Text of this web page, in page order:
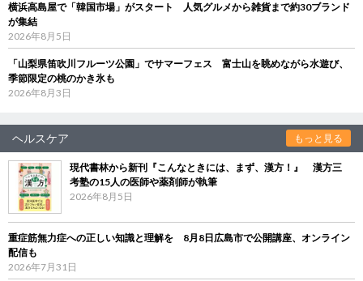
横浜高島屋で「韓国市場」がスタート 人気グルメから雑貨まで約30ブランド
が集結
2026年8月5日
「山梨県笛吹川フルーツ公園」でサマーフェス 富士山を眺めながら水遊び、
季節限定の桃のかき氷も
2026年8月3日
ヘルスケア もっと見る
現代書林から新刊『こんなときには、まず、漢方！』 漢方三
考塾の15人の医師や薬剤師が執筆
2026年8月5日
重症筋無力症への正しい知識と理解を 8月8日広島市で公開講座、オンライン
配信も
2026年7月31日